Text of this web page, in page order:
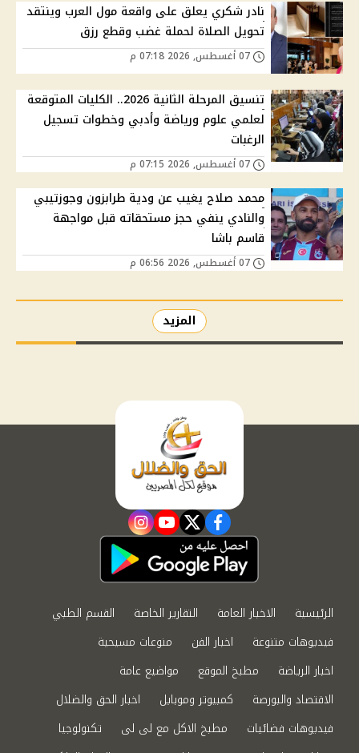
نادر شكري يعلق على واقعة مول العرب وينتقد
تحويل الصلاة لحملة غضب وقطع رزق
تنسيق المرحلة الثانية 2026.. الكليات المتوقعة
لعلمي علوم ورياضة وأدبي وخطوات تسجيل
الرغبات
محمد صلاح يغيب عن ودية طرابزون وجوزتيبي
والنادي ينفي حجز مستحقاته قبل مواجهة
قاسم باشا
المزيد
facebook
twitter
youtube
instagram
الرئيسية الاخبار العامة التقارير الخاصة
القسم الطبي
فيديوهات متنوعة
اخبار الفن
منوعات مسيحية
اخبار الرياضة
مطبخ الموقع
مواضيع عامة
الاقتصاد والبورصة
كمبيوتر وموبايل
اخبار الحق والضلال
فيديوهات فضائيات
مطبخ الاكل مع لى لى
تكنولوجيا